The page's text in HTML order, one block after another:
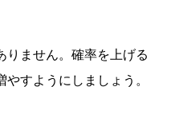
りません。確率を上げる
すようにしましょう。